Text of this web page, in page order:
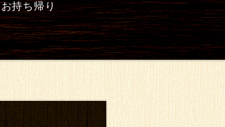
お持ち帰り